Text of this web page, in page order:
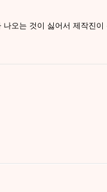
오는 것이 싫어서 제작진